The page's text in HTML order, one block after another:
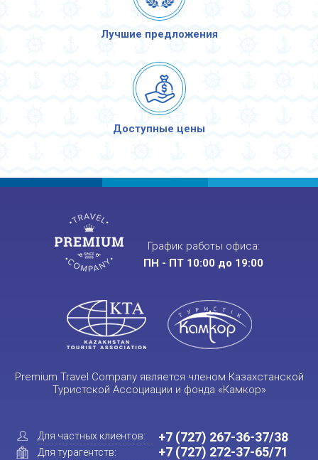
Лучшие предложения
Доступные цены
График работы офиса:
ПН - ПТ 10:00 до 19:00
Premium Travel Company является членом Казахстанской
Туристской Ассоциации и фонда «Камкор»
Для частных клиентов:
Для турагентств:
+7 (727) 267-36-37/38
+7 (727) 272-37-65/71